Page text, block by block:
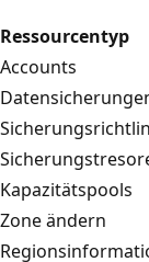
Ressourcentyp
Accounts
Kapazitätspools
Zone ändern